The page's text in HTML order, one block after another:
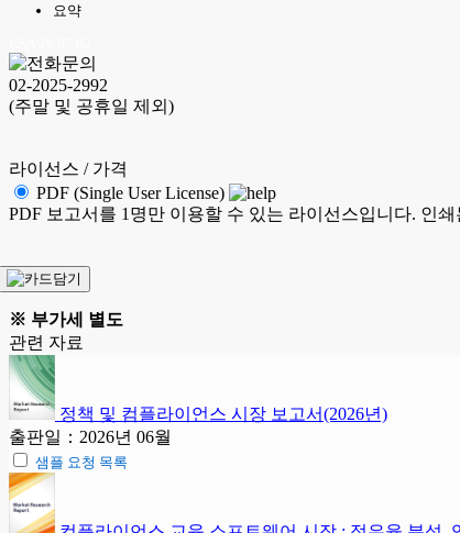
요약
02-2025-2992
(주말 및 공휴일 제외)
라이선스 / 가격
PDF (Single User License)
PDF 보고서를 1명만 이용할 수 있는 라이선스입니다. 인
※ 부가세 별도
관련 자료
정책 및 컴플라이언스 시장 보고서(2026년)
출판일：2026년 06월
샘플 요청 목록